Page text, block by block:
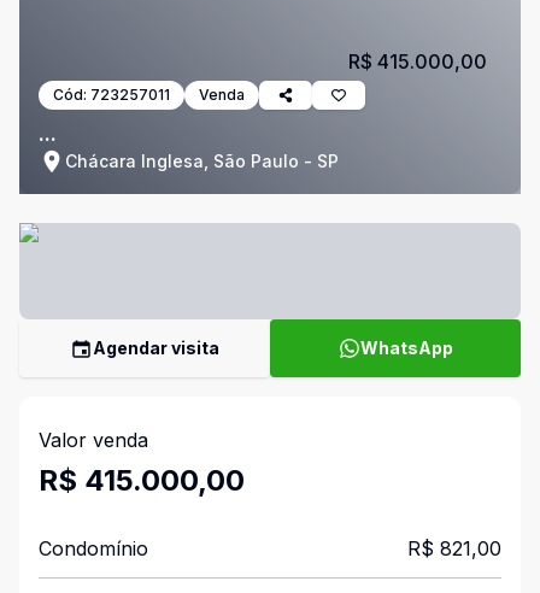
Cód: 723257011 Venda
...
Chácara Inglesa, São Paulo - SP
R$ 415.000,00
Agendar visita WhatsApp
Valor venda
R$ 415.000,00
Condomínio R$ 821,00